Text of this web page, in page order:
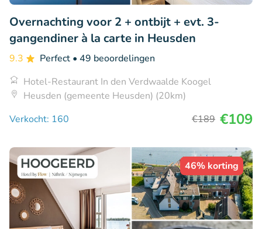
Overnachting voor 2 + ontbijt + evt. 3-
gangendiner à la carte in Heusden
9.3 Perfect • 49 beoordelingen
Hotel-Restaurant In den Verdwaalde Koogel
Heusden (gemeente Heusden) (20km)
Verkocht: 160
€189 €109
46% korting